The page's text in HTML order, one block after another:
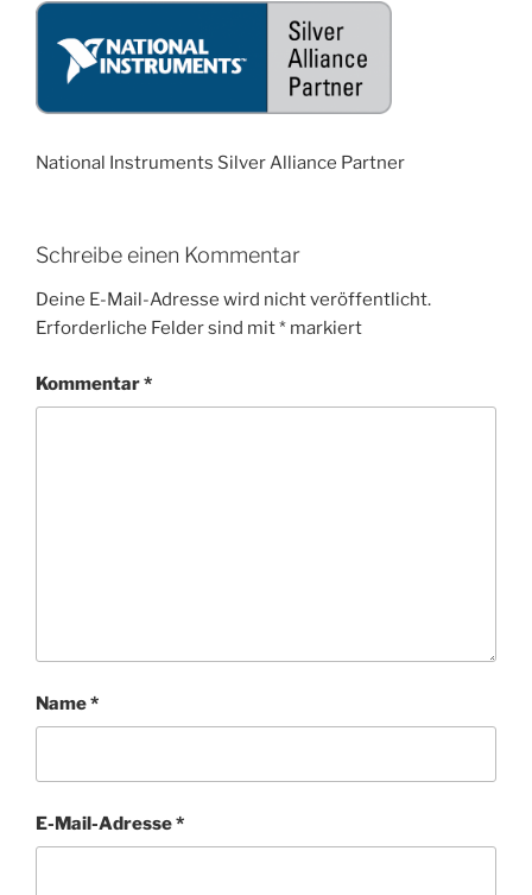
National Instruments Silver Alliance Partner
Schreibe einen Kommentar
Deine E-Mail-Adresse wird nicht veröffentlicht.
Erforderliche Felder sind mit* markiert
Kommentar*
Name*
E-Mail-Adresse*